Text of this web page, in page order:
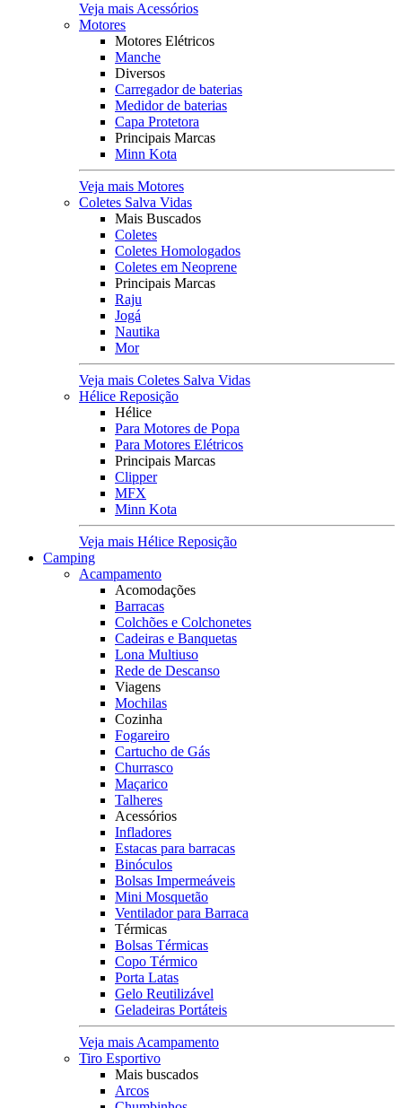
Veja mais Acessórios
Motores
Motores Elétricos
Manche
Diversos
Carregador de baterias
Medidor de baterias
Capa Protetora
Principais Marcas
Minn Kota
Veja mais Motores
Coletes Salva Vidas
Mais Buscados
Coletes
Coletes Homologados
Coletes em Neoprene
Principais Marcas
Raju
Jogá
Nautika
Mor
Veja mais Coletes Salva Vidas
Hélice Reposição
Hélice
Para Motores de Popa
Para Motores Elétricos
Principais Marcas
Clipper
MFX
Minn Kota
Veja mais Hélice Reposição
Camping
Acampamento
Acomodações
Barracas
Colchões e Colchonetes
Cadeiras e Banquetas
Lona Multiuso
Rede de Descanso
Viagens
Mochilas
Cozinha
Fogareiro
Cartucho de Gás
Churrasco
Maçarico
Talheres
Acessórios
Infladores
Estacas para barracas
Binóculos
Bolsas Impermeáveis
Mini Mosquetão
Ventilador para Barraca
Térmicas
Bolsas Térmicas
Copo Térmico
Porta Latas
Gelo Reutilizável
Geladeiras Portáteis
Veja mais Acampamento
Tiro Esportivo
Mais buscados
Arcos